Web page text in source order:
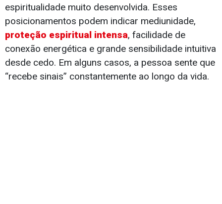
espiritualidade muito desenvolvida. Esses
posicionamentos podem indicar mediunidade,
proteção espiritual intensa, facilidade de
conexão energética e grande sensibilidade intuitiva
desde cedo. Em alguns casos, a pessoa sente que
“recebe sinais” constantemente ao longo da vida.